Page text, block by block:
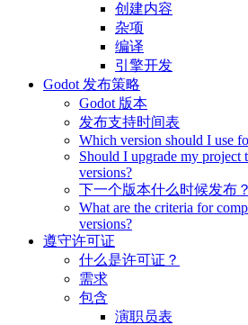
创建内容
杂项
编译
引擎开发
Godot 发布策略
Godot 版本
发布支持时间表
Which version should I use
Should I upgrade my project
versions?
下一个版本什么时候发布？
What are the criteria for
versions?
遵守许可证
什么是许可证？
需求
包含
演职员表